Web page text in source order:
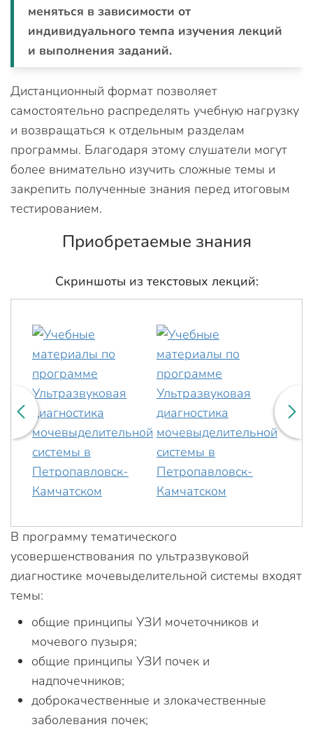
меняться в зависимости от
индивидуального темпа изучения лекций
и выполнения заданий.
Дистанционный формат позволяет
самостоятельно распределять учебную нагрузку
и возвращаться к отдельным разделам
программы. Благодаря этому слушатели могут
более внимательно изучить сложные темы и
закрепить полученные знания перед итоговым
тестированием.
Приобретаемые знания
Скриншоты из текстовых лекций:
В программу тематического
усовершенствования по ультразвуковой
диагностике мочевыделительной системы входят
темы:
общие принципы УЗИ мочеточников и
мочевого пузыря;
общие принципы УЗИ почек и
надпочечников;
доброкачественные и злокачественные
заболевания почек;